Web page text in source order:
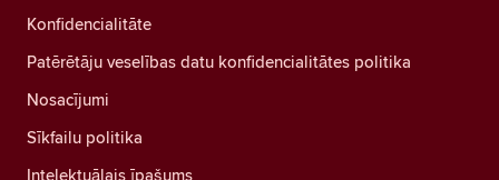
Konfidencialitāte
Patērētāju veselības datu konfidencialitātes politika
Nosacījumi
Sīkfailu politika
Intelektuālais īpašums